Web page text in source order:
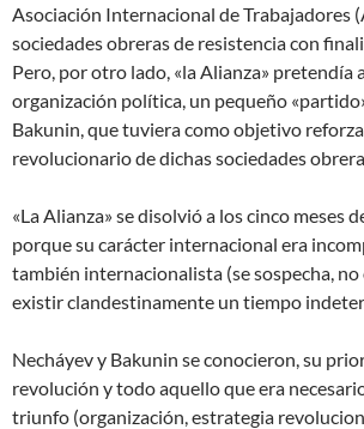
Asociación Internacional de Trabajadores
sociedades obreras de resistencia con
Pero, por otro lado, «la Alianza» pretendía
organización política, un pequeño
Bakunin, que tuviera como objetivo
revolucionario de dichas sociedades
«La Alianza» se disolvió a los cinco meses
porque su carácter internacional era
también internacionalista (se sospecha,
existir clandestinamente un tiempo
Necháyev y Bakunin se conocieron, su
revolución y todo aquello que era
triunfo (organización, estrategia